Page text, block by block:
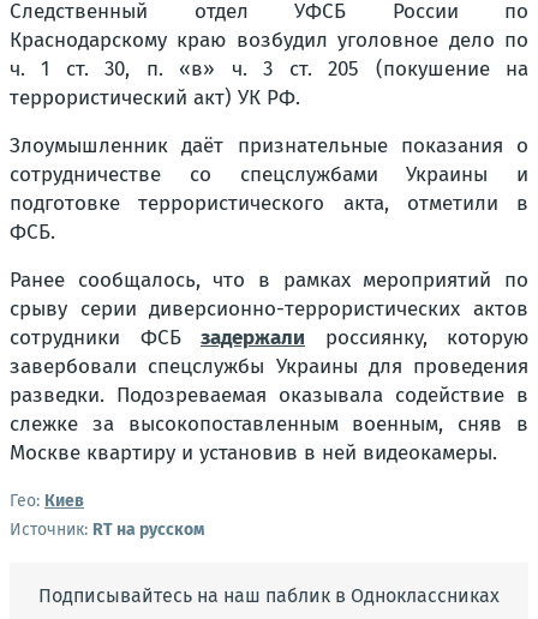
Следственный отдел УФСБ России по
Краснодарскому краю возбудил уголовное дело по
ч. 1 ст. 30, п. «в» ч. 3 ст. 205 (покушение на
террористический акт) УК РФ.
Злоумышленник даёт признательные показания о
сотрудничестве со спецслужбами Украины и
подготовке террористического акта, отметили в
ФСБ.
Ранее сообщалось, что в рамках мероприятий по
срыву серии диверсионно-террористических актов
сотрудники ФСБ задержали россиянку, которую
завербовали спецслужбы Украины для проведения
разведки. Подозреваемая оказывала содействие в
слежке за высокопоставленным военным, сняв в
Москве квартиру и установив в ней видеокамеры.
Гео: Киев
Источник: RT на русском
Подписывайтесь на наш паблик в Одноклассниках